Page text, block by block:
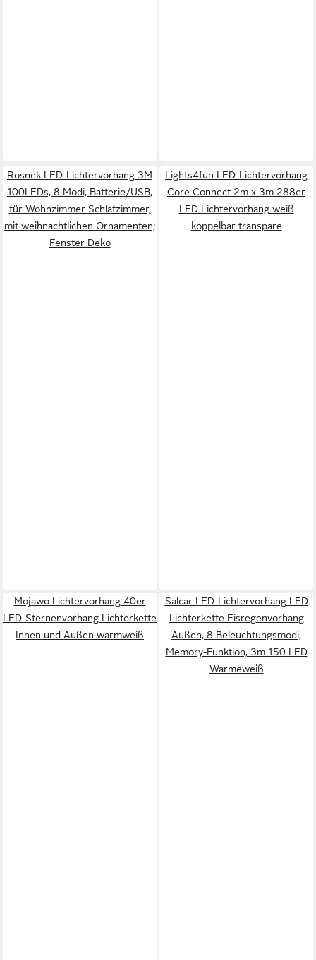
Rosnek LED-Lichtervorhang 3M
100LEDs, 8 Modi, Batterie/USB,
für Wohnzimmer Schlafzimmer,
mit weihnachtlichen Ornamenten;
Fenster Deko
Lights4fun LED-Lichtervorhang
Core Connect 2m x 3m 288er
LED Lichtervorhang weiß
koppelbar transpare
Mojawo Lichtervorhang 40er
LED-Sternenvorhang Lichterkette
Innen und Außen warmweiß
Salcar LED-Lichtervorhang LED
Lichterkette Eisregenvorhang
Außen, 8 Beleuchtungsmodi,
Memory-Funktion, 3m 150 LED
Warmeweiß